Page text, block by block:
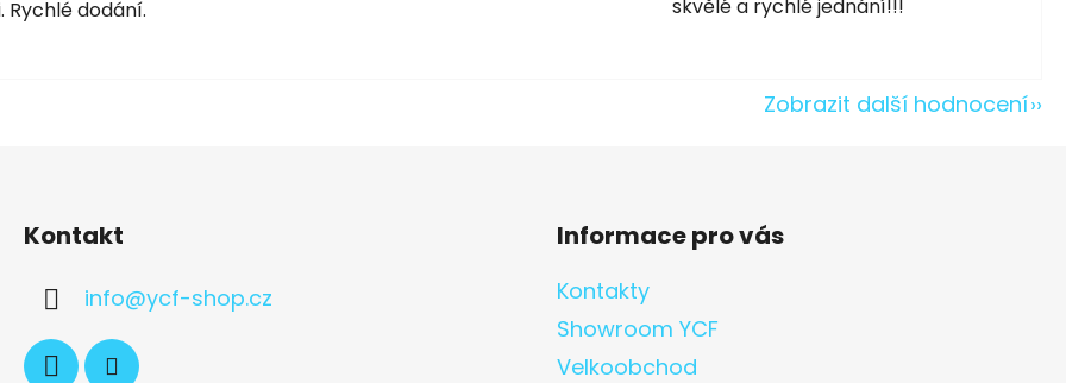
Rychlé dodání.
skvělé a rychlé jednání!!!
Zobrazit další hodnocení
Kontakt
info@ycf-shop.cz
Informace pro vás
Kontakty
Showroom YCF
Velkoobchod